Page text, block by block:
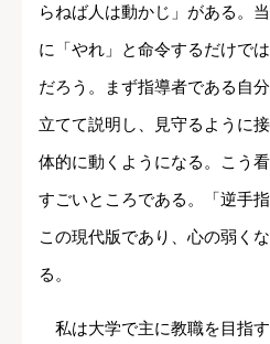
らねば人は動かじ」がある。
に「やれ」と命令するだけで
だろう。まず指導者である自
立てて説明し、見守るように
体的に動くようになる。こう
すごいところである。「逆手
この現代版であり、心の弱く
る。
私は大学で主に教職を目指